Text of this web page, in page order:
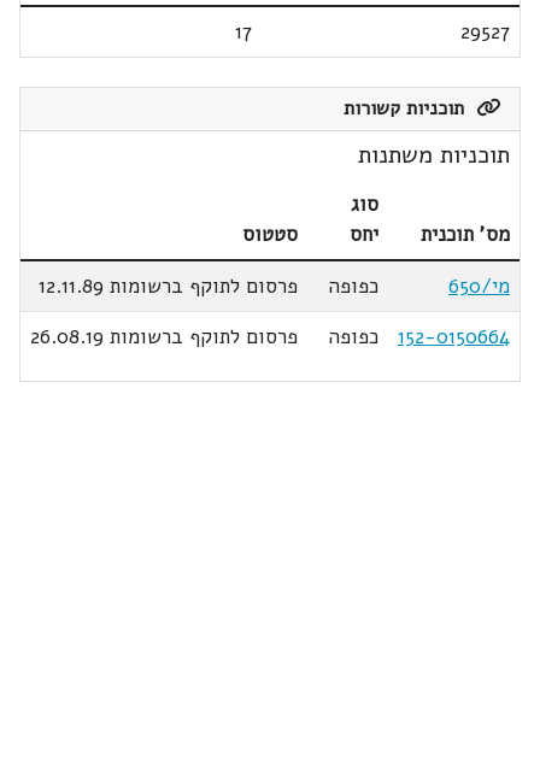
29527
17
תוכניות קשורות
תוכניות משתנות
מס' תוכנית
סוג
יחס
סטטוס
מי/650
כפופה
פרסום לתוקף ברשומות 12.11.89
152-0150664
כפופה פרסום לתוקף ברשומות 26.08.19